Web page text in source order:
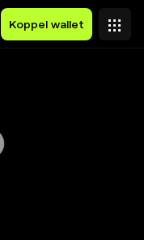
Koppel wallet